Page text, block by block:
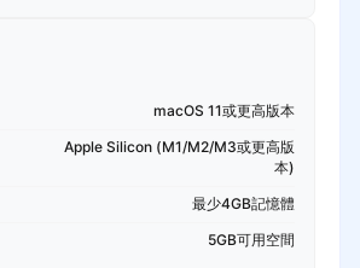
macOS 11或更高版本
Apple Silicon (M1/M2/M3或更高版
本)
最少4GB記憶體
5GB可用空間